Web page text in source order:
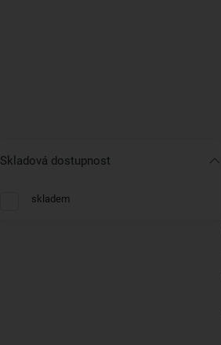
Skladová dostupnost
skladem